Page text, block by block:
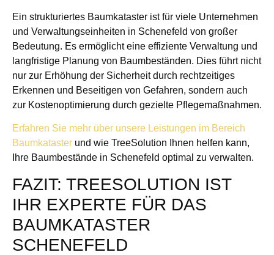
Ein strukturiertes Baumkataster ist für viele Unternehmen
und Verwaltungseinheiten in Schenefeld von großer
Bedeutung. Es ermöglicht eine effiziente Verwaltung und
langfristige Planung von Baumbeständen. Dies führt nicht
nur zur Erhöhung der Sicherheit durch rechtzeitiges
Erkennen und Beseitigen von Gefahren, sondern auch
zur Kostenoptimierung durch gezielte Pflegemaßnahmen.
Erfahren Sie mehr über unsere Leistungen im Bereich
Baumkataster und wie TreeSolution Ihnen helfen kann,
Ihre Baumbestände in Schenefeld optimal zu verwalten.
FAZIT: TREESOLUTION IST
IHR EXPERTE FÜR DAS
BAUMKATASTER
SCHENEFELD